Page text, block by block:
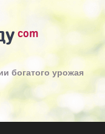
com
богатого урожая